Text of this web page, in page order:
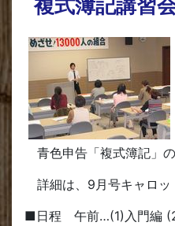
複式簿記講習
青色申告「複式簿記」の
詳細は、9月号キャロッ
■日程 午前…(1)入門編